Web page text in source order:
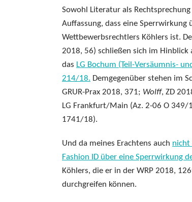
Sowohl Literatur als
Auffassung, dass eine Sperrwirkung
Wettbewerbsrechtlers Köhlers ist.
2018, 56) schließen sich im Hinblick
das LG Bochum (Teil-Versäumnis-
214/18. Demgegenüber stehen im
GRUR-Prax 2018, 371; Wolff, ZD
LG Frankfurt/Main (Az. 2-06 O 349/
1741/18).
Und da meines Erachtens auch nicht
Fashion ID über eine Sperrwirkung
Köhlers, die er in der WRP 2018,
durchgreifen können.